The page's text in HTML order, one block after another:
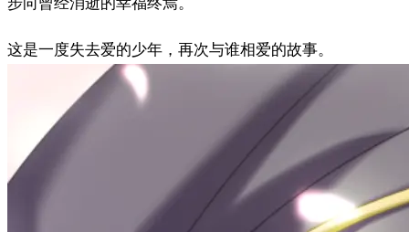
这是一度失去爱的少年，再次与谁相爱的故事。